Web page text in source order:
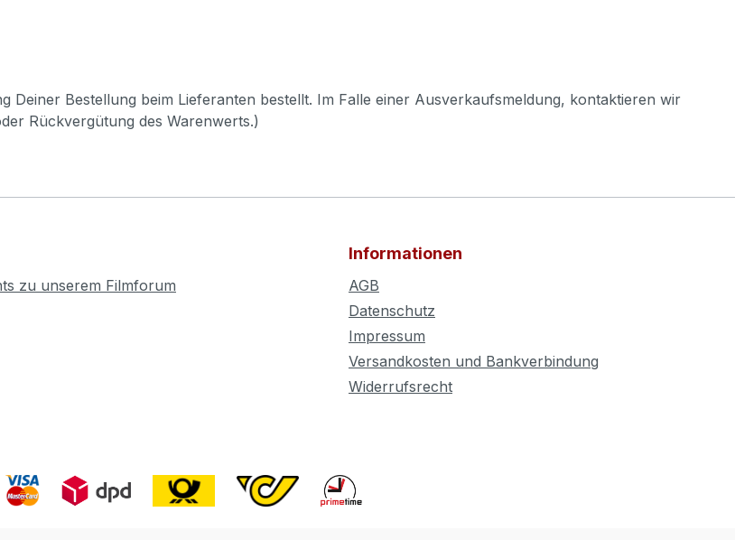
Bestellung beim Lieferanten bestellt. Im Falle einer Ausverkaufsmeldung, kontaktieren wir
Rückvergütung des Warenwerts.)
zu unserem Filmforum
Informationen
AGB
Datenschutz
Impressum
Versandkosten und Bankverbindung
Widerrufsrecht